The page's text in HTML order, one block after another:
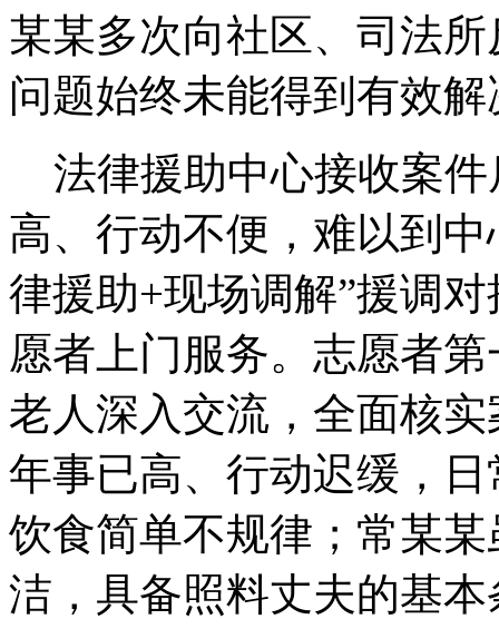
某某多次向社区、司法
问题始终未能得到有效解
法律援助中心接收案件
高、行动不便，难以到
律援助+现场调解”援调
愿者上门服务。志愿者
老人深入交流，全面核
年事已高、行动迟缓，
饮食简单不规律；常某
洁，具备照料丈夫的基